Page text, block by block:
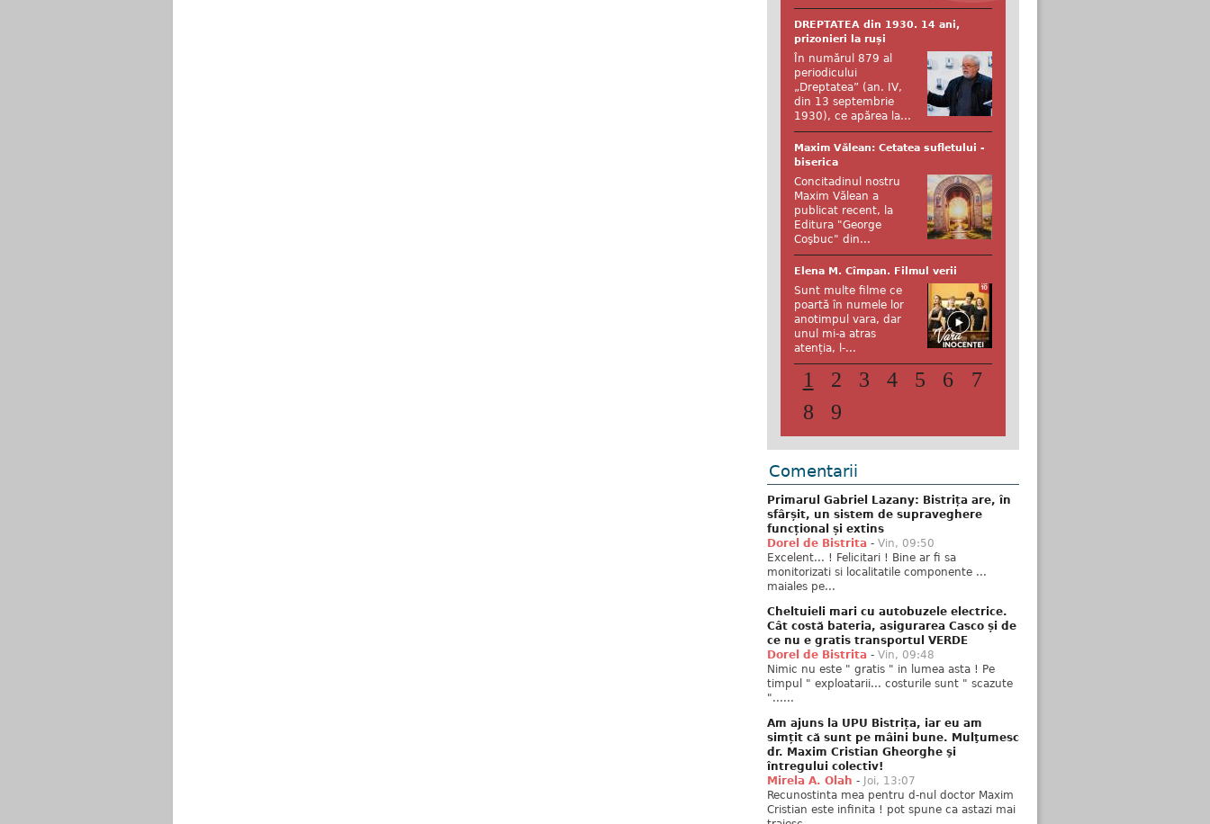
DREPTATEA din 1930. 14 ani,
prizonieri la ruși
În numărul 879 al
periodicului
„Dreptatea” (an. IV,
din 13 septembrie
1930), ce apărea la...
Maxim Vălean: Cetatea sufletului -
biserica
Concitadinul nostru
Maxim Vălean a
publicat recent, la
Editura "George
Coşbuc" din...
Elena M. Cîmpan. Filmul verii
Sunt multe filme ce
poartă în numele lor
anotimpul vara, dar
unul mi-a atras
atenția, l-...
1 2 3 4 5 6
7
8
9
Comentarii
Primarul Gabriel Lazany: Bistrița are, în
sfârșit, un sistem de supraveghere
funcțional și extins
Dorel de Bistrita - Vin, 09:50
Excelent... ! Felicitari ! Bine ar fi sa
monitorizati si localitatile componente ...
maiales pe...
Cheltuieli mari cu autobuzele electrice.
Cât costă bateria, asigurarea Casco și de
ce nu e gratis transportul VERDE
Dorel de Bistrita - Vin, 09:48
Nimic nu este " gratis " in lumea asta ! Pe
timpul " exploatarii... costurile sunt " scazute
"......
Am ajuns la UPU Bistrița, iar eu am
simțit că sunt pe mâini bune. Mulţumesc
dr. Maxim Cristian Gheorghe şi
întregului colectiv!
Mirela A. Olah - Joi, 13:07
Recunostinta mea pentru d-nul doctor Maxim
Cristian este infinita ! pot spune ca astazi mai